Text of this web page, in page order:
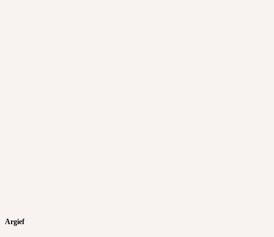
Argief